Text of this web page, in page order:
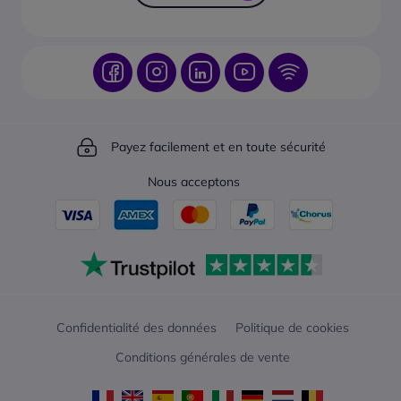
Payez facilement et en toute sécurité
Nous acceptons
Confidentialité des données
Politique de cookies
Conditions générales de vente